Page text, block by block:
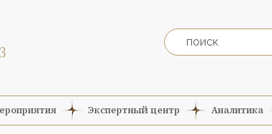
Экспертный центр Аналитика